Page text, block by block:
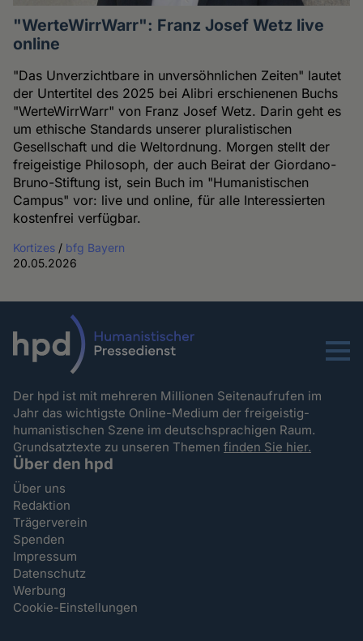
"WerteWirrWarr": Franz Josef Wetz live
online
"Das Unverzichtbare in unversöhnlichen Zeiten" lautet
der Untertitel des 2025 bei Alibri erschienenen Buchs
"WerteWirrWarr" von Franz Josef Wetz. Darin geht es
um ethische Standards unserer pluralistischen
Gesellschaft und die Weltordnung. Morgen stellt der
freigeistige Philosoph, der auch Beirat der Giordano-
Bruno-Stiftung ist, sein Buch im "Humanistischen
Campus" vor: live und online, für alle Interessierten
kostenfrei verfügbar.
Kortizes / bfg Bayern
20.05.2026
Menu
Der hpd ist mit mehreren Millionen Seitenaufrufen im
Jahr das wichtigste Online-Medium der freigeistig-
humanistischen Szene im deutschsprachigen Raum.
Grundsatztexte zu unseren Themenfinden Sie hier.
Über den hpd
Über uns
Redaktion
Trägerverein
Spenden
Impressum
Datenschutz
Werbung
Cookie-Einstellungen